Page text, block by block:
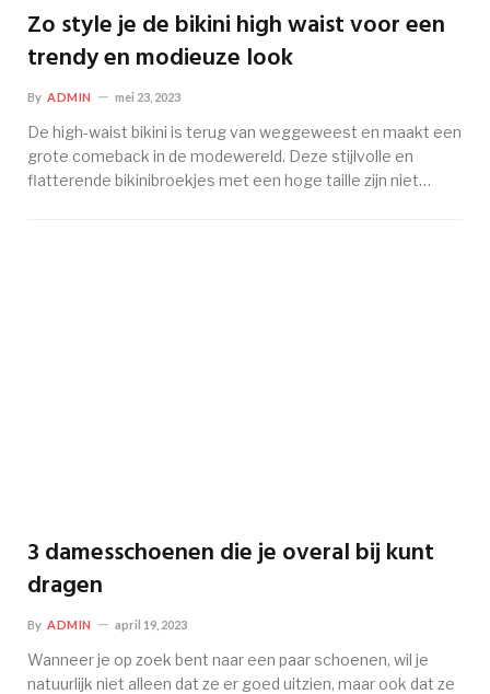
Zo style je de bikini high waist voor een
trendy en modieuze look
By ADMIN mei 23, 2023
De high-waist bikini is terug van weggeweest en maakt een
grote comeback in de modewereld. Deze stijlvolle en
flatterende bikinibroekjes met een hoge taille zijn niet…
3 damesschoenen die je overal bij kunt
dragen
By ADMIN april 19, 2023
Wanneer je op zoek bent naar een paar schoenen, wil je
natuurlijk niet alleen dat ze er goed uitzien, maar ook dat ze